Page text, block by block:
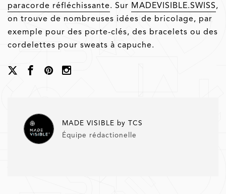
paracorde réfléchissante. Sur MADEVISIBLE.SWISS,
on trouve de nombreuses idées de bricolage, par
exemple pour des porte-clés, des bracelets ou des
cordelettes pour sweats à capuche.
MADE VISIBLE by TCS
Équipe rédactionelle